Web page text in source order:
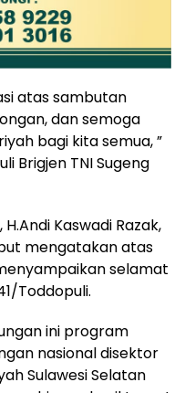
atas sambutan
dan semoga
bagi kita semua, ”
Brigjen TNI Sugeng
Kaswadi Razak,
mengatakan atas
selamat
Toddopuli.
ini program
nasional disektor
Sulawesi Selatan